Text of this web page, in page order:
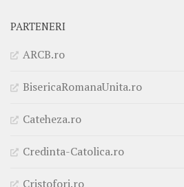
PARTENERI
ARCB.ro
BisericaRomanaUnita.ro
Cateheza.ro
Credinta-Catolica.ro
Cristofori.ro